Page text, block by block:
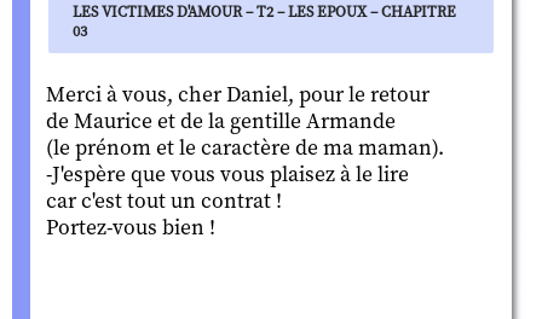
LES VICTIMES D'AMOUR – T2 – LES EPOUX – CHAPITRE
03
Merci à vous, cher Daniel, pour le retour
de Maurice et de la gentille Armande
(le prénom et le caractère de ma maman).
-J'espère que vous vous plaisez à le lire
car c'est tout un contrat !
Portez-vous bien !